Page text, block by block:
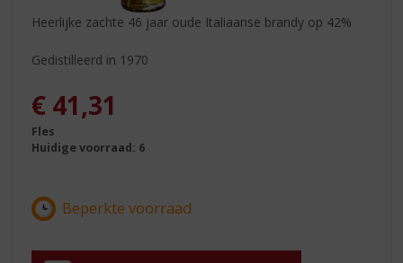
Heerlijke zachte 46 jaar oude Italiaanse brandy op 42%
Gedistilleerd in 1970
€ 41,31
Fles
Huidige voorraad: 6